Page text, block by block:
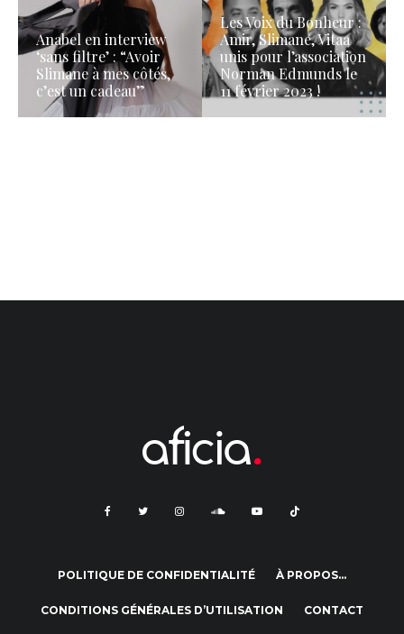
Anabel en interview
‘sans filtre’ : “Avoir
Slimane à mes côtés,
c’est un cadeau”
Les Voix du Bonheur :
Amir, Slimane, Vitaa
unis pour l’association
Norman Edmunds le
11 février 2023 !
POLITIQUE DE CONFIDENTIALITÉ À PROPOS…
CONDITIONS GÉNÉRALES D’UTILISATION CONTACT